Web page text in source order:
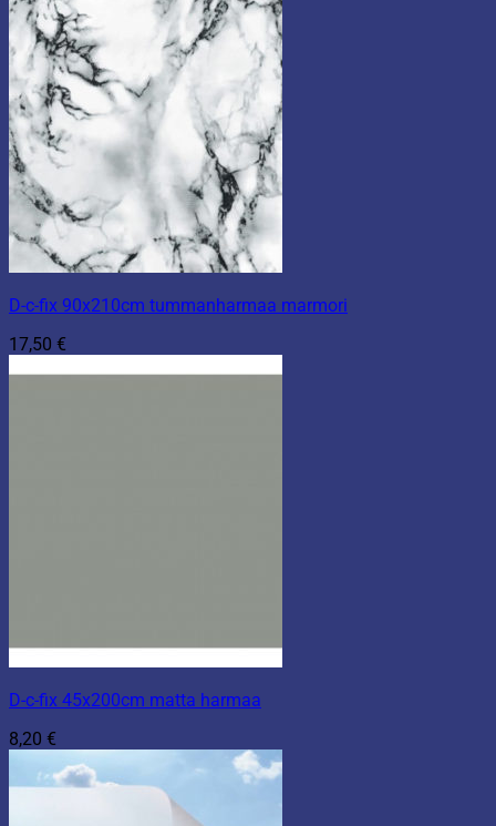
D-c-fix 90x210cm tummanharmaa marmori
17,50 €
D-c-fix 45x200cm matta harmaa
8,20 €